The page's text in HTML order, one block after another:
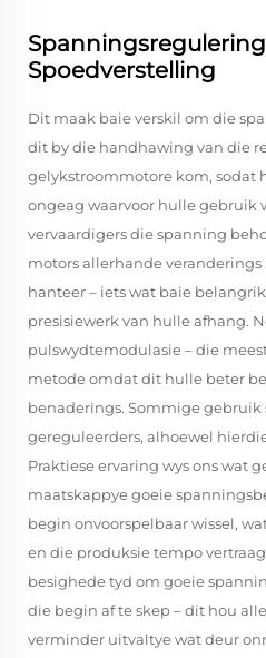
Spoedverstelling
Dit maak baie verskil om die
dit by die handhawing van die
gelykstroommotore kom, sodat
ongeag waarvoor hulle gebruik
vervaardigers die spanning
motors allerhande
hanteer – iets wat baie
presisiewerk van hulle afhang.
pulswydtemodulasie – die
metode omdat dit hulle beter
benaderings. Sommige gebruik
gereguleerders, alhoewel
Praktiese ervaring wys ons wat
maatskappye goeie
begin onvoorspelbaar wissel,
en die produksie tempo
besighede tyd om goeie
die begin af te skep – dit hou
verminder uitvaltye wat deur